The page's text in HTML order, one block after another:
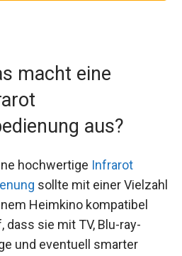
macht eine
aus?
hochwertige Infrarot
sollte mit einer Vielzahl
Heimkino kompatibel
dass sie mit TV, Blu-ray-
und eventuell smarter